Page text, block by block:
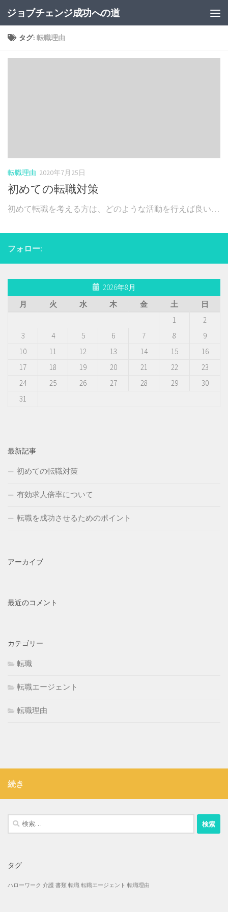
コンテンツへスキップ
ジョブチェンジ成功への道
タグ: 転職理由
転職理由 2020年7月25日
初めての転職対策
初めて転職を考える方は、どのような活動を行えば良い…
フォロー:
2026年8月
月
火 水 木 金 土
日
1
2
3
4 5 6 7 8
9
10
11 12 13 14 15
16
17
18 19 20 21 22
23
24
25 26 27 28 29
30
31
最新記事
初めての転職対策
有効求人倍率について
転職を成功させるためのポイント
アーカイブ
最近のコメント
カテゴリー
転職
転職エージェント
転職理由
続き
検
索:
タグ
ハローワーク 介護 書類 転職 転職エージェント 転職理由